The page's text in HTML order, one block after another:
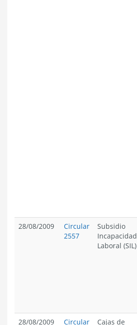
28/08/2009
Circular
2557
Subsidio
Incapacidad
Laboral (SIL)
28/08/2009
Circular
Cajas de